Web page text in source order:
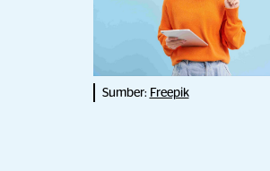
Sumber: Freepik